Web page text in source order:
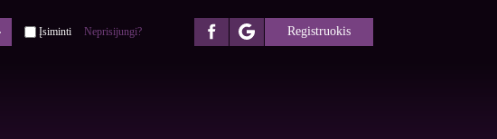
Įsiminti Neprisijungi? Registruokis